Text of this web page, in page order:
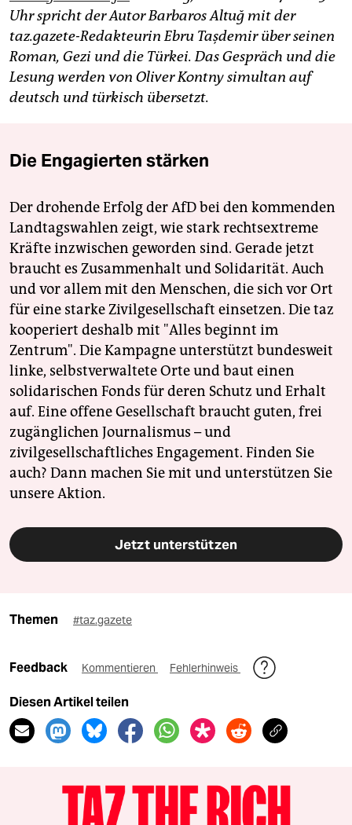
Uhr spricht der Autor Barbaros Altuğ mit der
taz.gazete-Redakteurin Ebru Taşdemir über seinen
Roman, Gezi und die Türkei. Das Gespräch und die
Lesung werden von Oliver Kontny simultan auf
deutsch und türkisch übersetzt.
Die Engagierten stärken
Der drohende Erfolg der AfD bei den kommenden
Landtagswahlen zeigt, wie stark rechtsextreme
Kräfte inzwischen geworden sind. Gerade jetzt
braucht es Zusammenhalt und Solidarität. Auch
und vor allem mit den Menschen, die sich vor Ort
für eine starke Zivilgesellschaft einsetzen. Die taz
kooperiert deshalb mit "Alles beginnt im
Zentrum". Die Kampagne unterstützt bundesweit
linke, selbstverwaltete Orte und baut einen
solidarischen Fonds für deren Schutz und Erhalt
auf. Eine offene Gesellschaft braucht guten, frei
zugänglichen Journalismus – und
zivilgesellschaftliches Engagement. Finden Sie
auch? Dann machen Sie mit und unterstützen Sie
unsere Aktion.
Jetzt unterstützen
Themen #taz.gazete
Feedback Kommentieren Fehlerhinweis
Diesen Artikel teilen